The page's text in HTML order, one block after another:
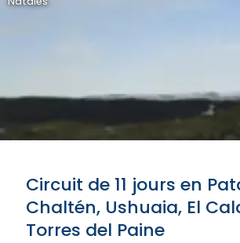
Circuit de 11 jours en
Chaltén, Ushuaia, El
Torres del Paine